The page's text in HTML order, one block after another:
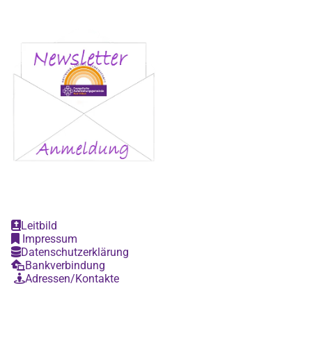
Leitbild
Impressum
Datenschutzerklärung
Bankverbindung
Adressen/Kontakte